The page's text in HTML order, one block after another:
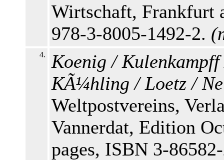
Wirtschaft, Frankfurt
978-3-8005-1492-2. (
4.
Koenig /
KÃ¼hling / Loetz /
Weltpostvereins,
Vannerdat, Edition
pages, ISBN 3-